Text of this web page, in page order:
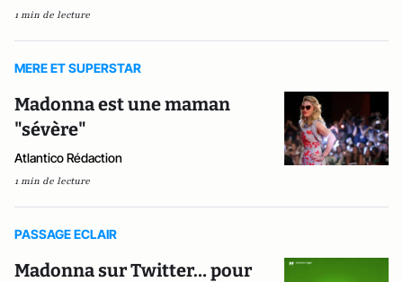
1 min de lecture
MERE ET SUPERSTAR
Madonna est une maman
"sévère"
Atlantico Rédaction
1 min de lecture
PASSAGE ECLAIR
Madonna sur Twitter… pour